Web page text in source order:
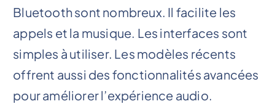
Bluetooth sont nombreux. Il facilite les
appels et la musique. Les interfaces sont
simples à utiliser. Les modèles récents
offrent aussi des fonctionnalités avancées
pour améliorer l’expérience audio.